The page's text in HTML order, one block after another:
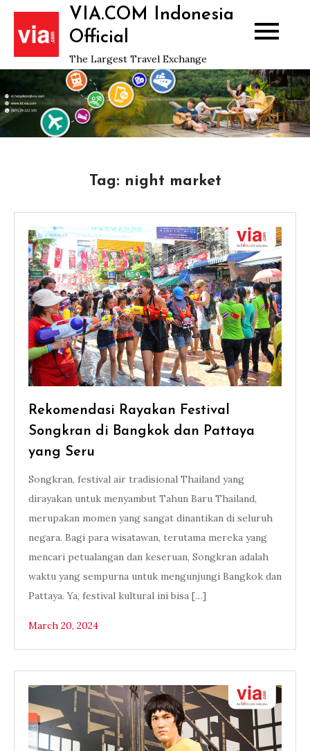
Skip
content
VIA.COM Indonesia
Official
The Largest Travel Exchange
Tag: night market
Rekomendasi Rayakan Festival
Songkran di Bangkok dan Pattaya
yang Seru
Songkran, festival air tradisional Thailand yang
dirayakan untuk menyambut Tahun Baru Thailand,
merupakan momen yang sangat dinantikan di seluruh
negara. Bagi para wisatawan, terutama mereka yang
mencari petualangan dan keseruan, Songkran adalah
waktu yang sempurna untuk mengunjungi Bangkok dan
Pattaya. Ya, festival kultural ini bisa […]
March 20, 2024